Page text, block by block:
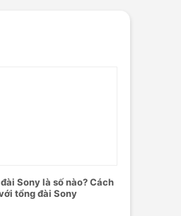
Sony là số nào? Cách
tổng đài Sony